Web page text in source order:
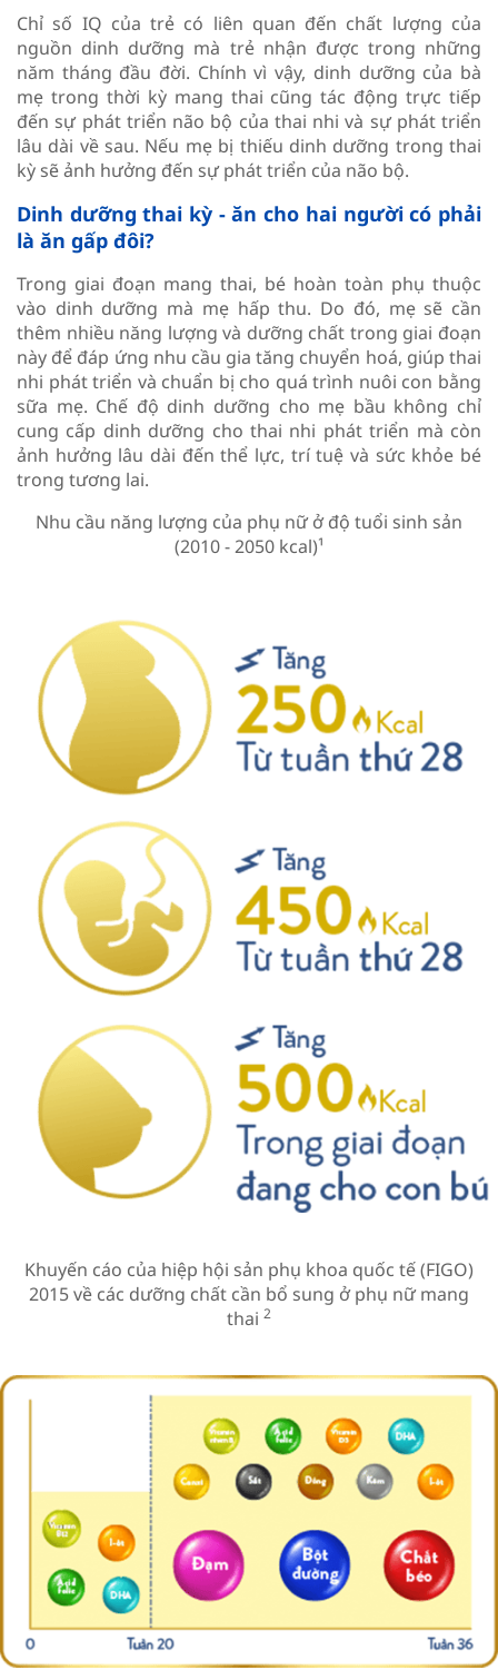
Chỉ số IQ của trẻ có liên quan đến chất lượng của
nguồn dinh dưỡng mà trẻ nhận được trong những
năm tháng đầu đời. Chính vì vậy, dinh dưỡng của bà
mẹ trong thời kỳ mang thai cũng tác động trực tiếp
đến sự phát triển não bộ của thai nhi và sự phát triển
lâu dài về sau. Nếu mẹ bị thiếu dinh dưỡng trong thai
kỳ sẽ ảnh hưởng đến sự phát triển của não bộ.
Dinh dưỡng thai kỳ - ăn cho hai người có phải
là ăn gấp đôi?
Trong giai đoạn mang thai, bé hoàn toàn phụ thuộc
vào dinh dưỡng mà mẹ hấp thu. Do đó, mẹ sẽ cần
thêm nhiều năng lượng và dưỡng chất trong giai đoạn
này để đáp ứng nhu cầu gia tăng chuyển hoá, giúp thai
nhi phát triển và chuẩn bị cho quá trình nuôi con bằng
sữa mẹ. Chế độ dinh dưỡng cho mẹ bầu không chỉ
cung cấp dinh dưỡng cho thai nhi phát triển mà còn
ảnh hưởng lâu dài đến thể lực, trí tuệ và sức khỏe bé
trong tương lai.
Nhu cầu năng lượng của phụ nữ ở độ tuổi sinh sản
(2010 - 2050 kcal)¹
Khuyến cáo của hiệp hội sản phụ khoa quốc tế (FIGO)
2015 về các dưỡng chất cần bổ sung ở phụ nữ mang
thai 2